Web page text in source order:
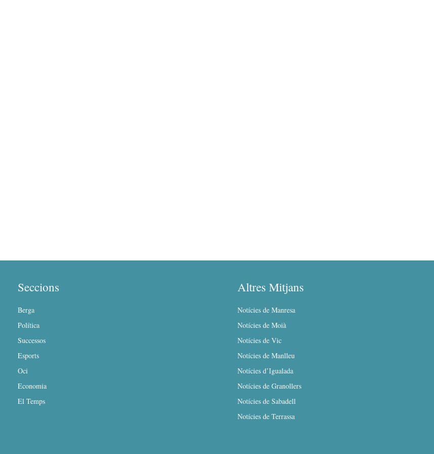
Seccions
Berga
Política
Successos
Esports
Oci
Economia
El Temps
Altres Mitjans
Notícies de Manresa
Notícies de Moià
Notícies de Vic
Notícies de Manlleu
Notícies d’Igualada
Notícies de Granollers
Notícies de Sabadell
Notícies de Terrassa